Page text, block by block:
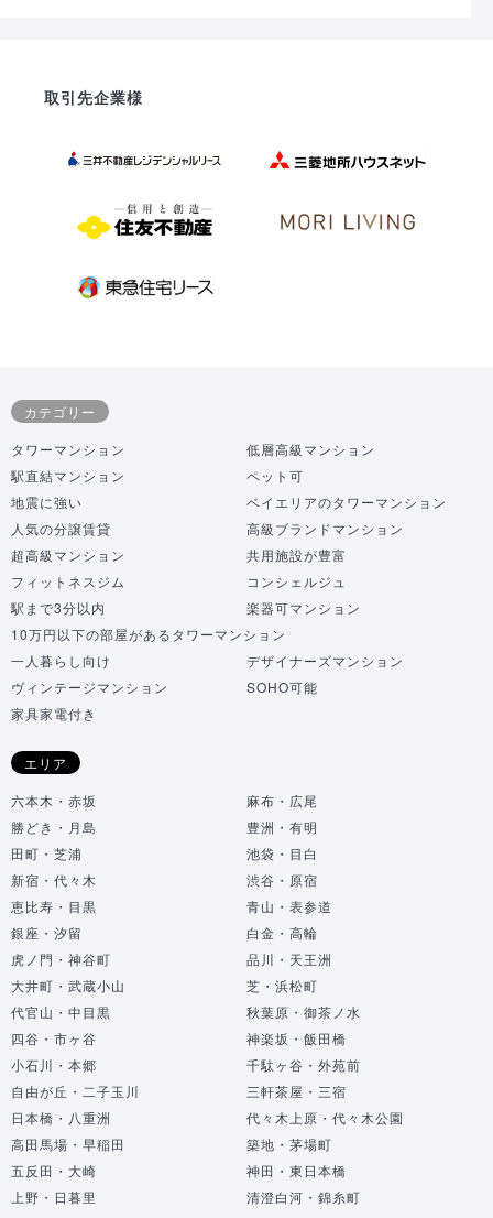
取引先企業様
カテゴリー
タワーマンション
低層高級マンション
駅直結マンション
ペット可
地震に強い
ベイエリアのタワーマンション
人気の分譲賃貸
高級ブランドマンション
超高級マンション
共用施設が豊富
フィットネスジム
コンシェルジュ
駅まで3分以内
楽器可マンション
10万円以下の部屋があるタワーマンション
一人暮らし向け
デザイナーズマンション
ヴィンテージマンション
SOHO可能
家具家電付き
エリア
六本木・赤坂
麻布・広尾
勝どき・月島
豊洲・有明
田町・芝浦
池袋・目白
新宿・代々木
渋谷・原宿
恵比寿・目黒
青山・表参道
銀座・汐留
白金・高輪
虎ノ門・神谷町
品川・天王洲
大井町・武蔵小山
芝・浜松町
代官山・中目黒
秋葉原・御茶ノ水
四谷・市ヶ谷
神楽坂・飯田橋
小石川・本郷
千駄ヶ谷・外苑前
自由が丘・二子玉川
三軒茶屋・三宿
日本橋・八重洲
代々木上原・代々木公園
高田馬場・早稲田
築地・茅場町
五反田・大崎
神田・東日本橋
上野・日暮里
清澄白河・錦糸町